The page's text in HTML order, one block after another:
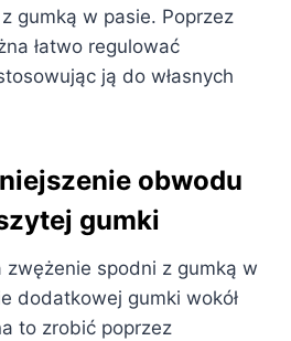
gumką w pasie. Poprzez
łatwo regulować
ją do własnych
obwodu
gumki
zwężenie spodni z gumką w
dodatkowej gumki wokół
to zrobić poprzez